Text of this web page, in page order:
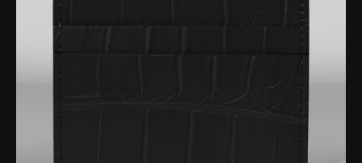
нерівності та зморшки, що робить її ще більш
автентичною та оригінальною. Окрім того Ви
маєте можливість обрати будь-який колір з нашої
палітри.
Як підібрати чохол на iPhone?
Якщо Ви шукаєте якісний чохол зі шкіри – Kartell
допоможе підібрати потрібну модель.